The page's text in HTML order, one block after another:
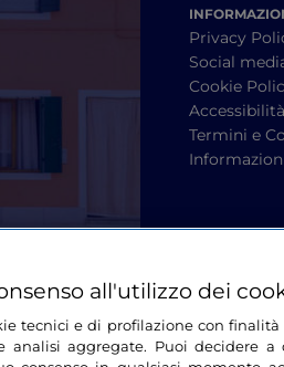
Privacy
Social
Cookie
Accessibilità
Termini e
all'utilizzo dei
tecnici e di profilazione con
analisi aggregate. Puoi decidere a